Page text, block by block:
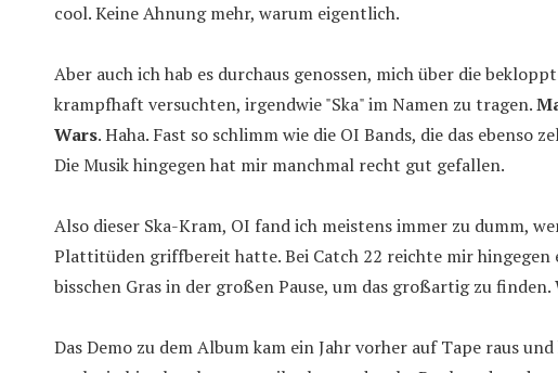
cool. Keine Ahnung mehr, warum eigentlich.
Aber auch ich hab es durchaus genossen, mich über die
krampfhaft versuchten, irgendwie "Ska" im Namen zu tragen.
Wars. Haha. Fast so schlimm wie die OI Bands, die das ebenso
Die Musik hingegen hat mir manchmal recht gut gefallen.
Also dieser Ska-Kram, OI fand ich meistens immer zu dumm,
Plattitüden griffbereit hatte. Bei Catch 22 reichte mir hingegen
bisschen Gras in der großen Pause, um das großartig zu finden.
Das Demo zu dem Album kam ein Jahr vorher auf Tape raus